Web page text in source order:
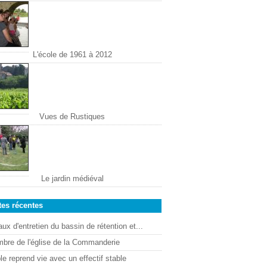
L'école de 1961 à 2012
Vues de Rustiques
Le jardin médiéval
récentes
d'entretien du bassin de rétention et...
de l'église de la Commanderie
reprend vie avec un effectif stable